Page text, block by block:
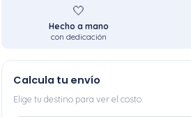
🤍
Hecho a mano
con dedicación
Calcula tu envío
Elige tu destino para ver el costo.